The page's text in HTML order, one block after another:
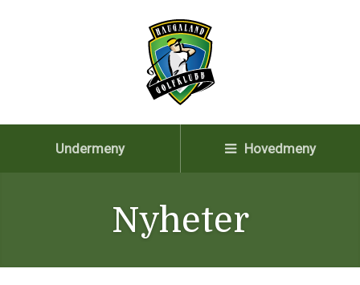
Undermeny Hovedmeny
Nyheter